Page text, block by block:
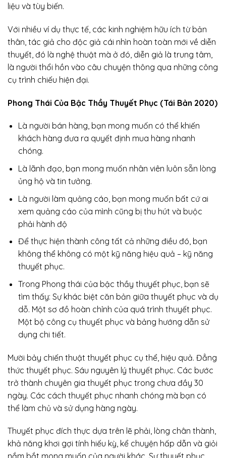
liệu và tùy biến.
Với nhiều ví dụ thực tế, các kinh nghiệm hữu ích từ bản
thân, tác giả cho độc giả cái nhìn hoàn toàn mới về diễn
thuyết, đó là nghệ thuật mà ở đó, diễn giả là trung tâm,
là người thổi hồn vào câu chuyện thông qua những công
cụ trình chiếu hiện đại.
Phong Thái Của Bậc Thầy Thuyết Phục (Tái Bản 2020)
Là người bán hàng, bạn mong muốn có thể khiến
khách hàng đưa ra quyết định mua hàng nhanh
chóng.
Là lãnh đạo, bạn mong muốn nhân viên luôn sẵn lòng
ủng hộ và tin tưởng.
Là người làm quảng cáo, bạn mong muốn bất cứ ai
xem quảng cáo của mình cũng bị thu hút và buộc
phải hành độ
Để thực hiện thành công tất cả những điều đó, bạn
không thể không có một kỹ năng hiệu quả – kỹ năng
thuyết phục.
Trong Phong thái của bậc thầy thuyết phục, bạn sẽ
tìm thấy: Sự khác biệt căn bản giữa thuyết phục và dụ
dỗ. Một sơ đồ hoàn chỉnh của quá trình thuyết phục.
Một bộ công cụ thuyết phục và bảng hướng dẫn sử
dụng chi tiết.
Mười bảy chiến thuật thuyết phục cụ thể, hiệu quả. Đẳng
thức thuyết phục. Sáu nguyên lý thuyết phục. Các bước
trở thành chuyên gia thuyết phục trong chưa đầy 30
ngày. Các cách thuyết phục nhanh chóng mà bạn có
thể làm chủ và sử dụng hàng ngày.
Thuyết phục đích thực dựa trên lẽ phải, lòng chân thành,
khả năng khơi gợi tính hiếu kỳ, kể chuyện hấp dẫn và giỏi